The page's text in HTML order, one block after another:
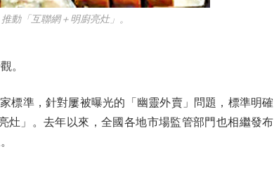
「互聯網＋明廚亮灶」。
。
準，針對屢被曝光的「幽靈外賣」問題，標準明確
灶」。去年以來，全國各地市場監管部門也相繼發布